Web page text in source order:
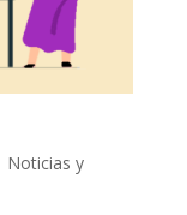
Noticias y